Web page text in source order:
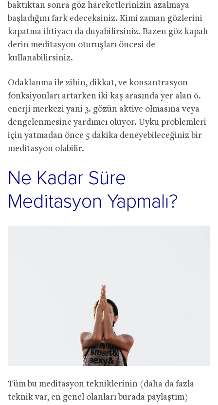
baktıktan sonra göz hareketlerinizin azalmaya
başladığını fark edeceksiniz. Kimi zaman gözlerini
kapatma ihtiyacı da duyabilirsiniz. Bazen göz kapalı
derin meditasyon oturuşları öncesi de
kullanabilirsiniz.
Odaklanma ile zihin, dikkat, ve konsantrasyon
fonksiyonları artarken iki kaş arasında yer alan 6.
enerji merkezi yani 3. gözün aktive olmasına veya
dengelenmesine yardımcı oluyor. Uyku problemleri
için yatmadan önce 5 dakika deneyebileceğiniz bir
meditasyon olabilir.
Ne Kadar Süre
Meditasyon Yapmalı?
Tüm bu meditasyon tekniklerinin (daha da fazla
teknik var, en genel olanları burada paylaştım)